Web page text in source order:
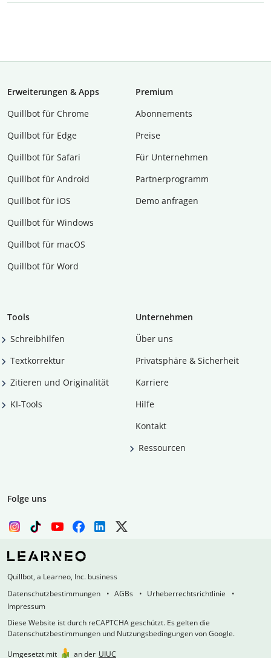
Erweiterungen & Apps
Quillbot für Chrome
Quillbot für Edge
Quillbot für Safari
Quillbot für Android
Quillbot für iOS
Quillbot für Windows
Quillbot für macOS
Quillbot für Word
Premium
Abon­ne­ments
Preise
Für Unternehmen
Partnerprogramm
Demo anfragen
Tools
Schreibhilfen
Textkorrektur
Zitieren und Originalität
KI-Tools
Unternehmen
Über uns
Privatsphäre & Sicherheit
Karriere
Hilfe
Kontakt
Ressourcen
Folge uns
Quillbot, a Learneo, Inc. business
Datenschutzbestimmungen
AGBs
Urheberrechtsrichtlinie
Impressum
Diese Website ist durch reCAPTCHA geschützt. Es gelten die
Datenschutzbestimmungen und Nutzungsbedingungen von Google.
Umgesetzt mit
an der UIUC